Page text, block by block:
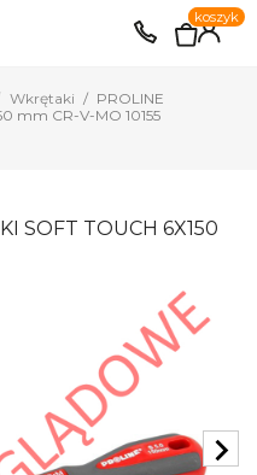
EUR PLN 0
koszyk
Wkrętaki
PROLINE
mm CR-V-MO 10155
SOFT TOUCH 6X150
chevron_right